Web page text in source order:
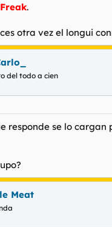
.
otra vez el longui
del todo a cien
responde se lo cargan
Meat